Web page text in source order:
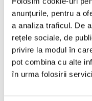
anunțurile, pentru a
a analiza traficul. De
rețele sociale, de
privire la modul în
pot combina cu alte
în urma folosirii
Categorii
Ultimele postari